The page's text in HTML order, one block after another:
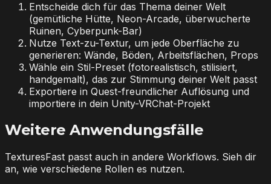
Entscheide dich für das Thema deiner Welt
(gemütliche Hütte, Neon-Arcade, überwucherte
Ruinen, Cyberpunk-Bar)
Nutze Text-zu-Textur, um jede Oberfläche zu
generieren: Wände, Böden, Arbeitsflächen, Props
Wähle ein Stil-Preset (fotorealistisch, stilisiert,
handgemalt), das zur Stimmung deiner Welt passt
Exportiere in Quest-freundlicher Auflösung und
importiere in dein Unity-VRChat-Projekt
Weitere Anwendungsfälle
TexturesFast passt auch in andere Workflows. Sieh dir
an, wie verschiedene Rollen es nutzen.